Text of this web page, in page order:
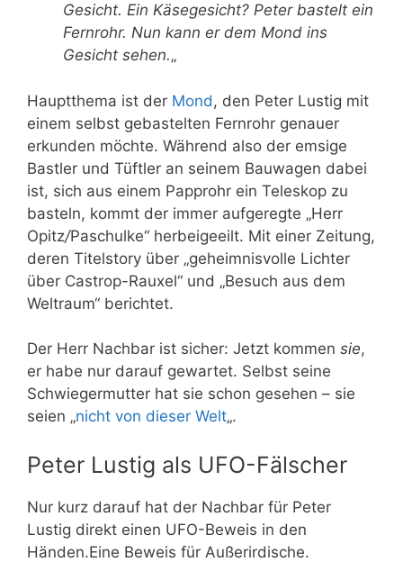
Gesicht. Ein Käsegesicht? Peter bastelt ein
Fernrohr. Nun kann er dem Mond ins
Gesicht sehen.„
Hauptthema ist der Mond , den Peter Lustig mit
einem selbst gebastelten Fernrohr genauer
erkunden möchte. Während also der emsige
Bastler und Tüftler an seinem Bauwagen dabei
ist, sich aus einem Papprohr ein Teleskop zu
basteln, kommt der immer aufgeregte „Herr
Opitz/Paschulke“ herbeigeeilt. Mit einer Zeitung,
deren Titelstory über „geheimnisvolle Lichter
über Castrop-Rauxel“ und „Besuch aus dem
Weltraum“ berichtet.
Der Herr Nachbar ist sicher: Jetzt kommen sie,
er habe nur darauf gewartet. Selbst seine
Schwiegermutter hat sie schon gesehen – sie
seien „nicht von dieser Welt„.
Peter Lustig als UFO-Fälscher
Nur kurz darauf hat der Nachbar für Peter
Lustig direkt einen UFO-Beweis in den
Händen.Eine Beweis für Außerirdische.